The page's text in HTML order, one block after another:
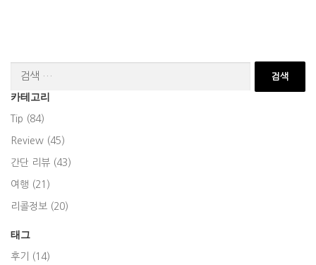
카테고리
Tip (84)
Review (45)
간단 리뷰 (43)
여행 (21)
리콜정보 (20)
태그
후기 (14)